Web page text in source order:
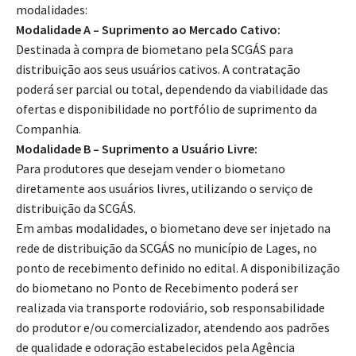
modalidades:
Modalidade A – Suprimento ao Mercado Cativo:
Destinada à compra de biometano pela SCGÁS para
distribuição aos seus usuários cativos. A contratação
poderá ser parcial ou total, dependendo da viabilidade das
ofertas e disponibilidade no portfólio de suprimento da
Companhia.
Modalidade B – Suprimento a Usuário Livre:
Para produtores que desejam vender o biometano
diretamente aos usuários livres, utilizando o serviço de
distribuição da SCGÁS.
Em ambas modalidades, o biometano deve ser injetado na
rede de distribuição da SCGÁS no município de Lages, no
ponto de recebimento definido no edital. A disponibilização
do biometano no Ponto de Recebimento poderá ser
realizada via transporte rodoviário, sob responsabilidade
do produtor e/ou comercializador, atendendo aos padrões
de qualidade e odoração estabelecidos pela Agência